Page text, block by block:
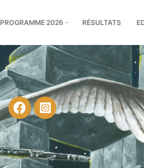
PROGRAMME 2026 RÉSULTATS